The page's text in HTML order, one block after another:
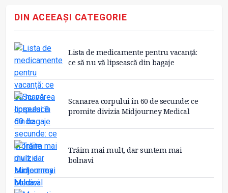
DIN ACEEAȘI CATEGORIE
Lista de medicamente pentru vacanță:
ce să nu vă lipsească din bagaje
Scanarea corpului în 60 de secunde: ce
promite divizia Midjourney Medical
Trăim mai mult, dar suntem mai
bolnavi